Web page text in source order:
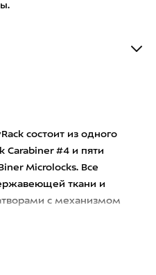
состоит из одного
Carabiner #4 и пяти
Microlocks. Все
ткани и
с механизмом